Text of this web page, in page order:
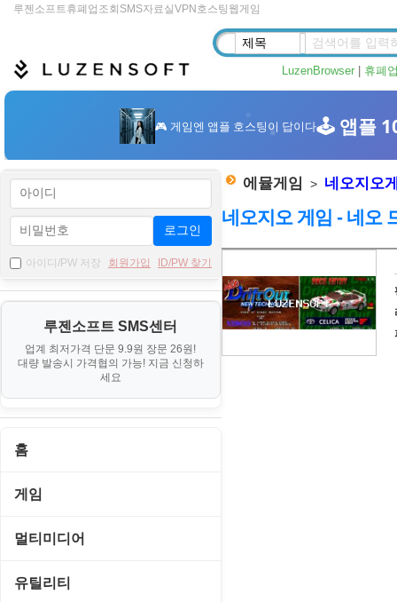
루젠소프트휴폐업조회 SMS자료실 VPN 호스팅 웹게임
LuzenBrowser 휴폐
로그인
아이디/PW 저장 회원가입 ID/PW 찾기
루젠소프트 SMS센터
업계 최저가격 단문 9.9원 장문 26원!
대량 발송시 가격협의 가능! 지금 신청하
세요
홈
게임
게임 관련 툴
멀티미디어
CD/DVD 재생기
유틸리티
에뮬게임 > 네오지오
네오지오 게임 - 네오
료
기
본
정